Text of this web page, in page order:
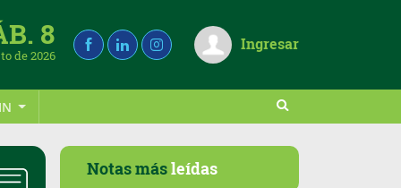
8
de 2026
Ingresar
Notas másleídas